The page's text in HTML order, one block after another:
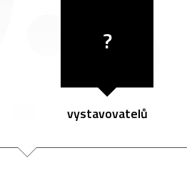
?
vystavovatelů